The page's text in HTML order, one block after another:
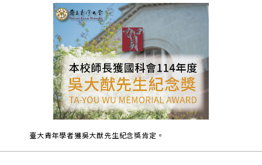
臺大青年學者獲吳大猷先生紀念獎肯定。